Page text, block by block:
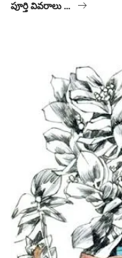
పూర్తి వివరాలు ...